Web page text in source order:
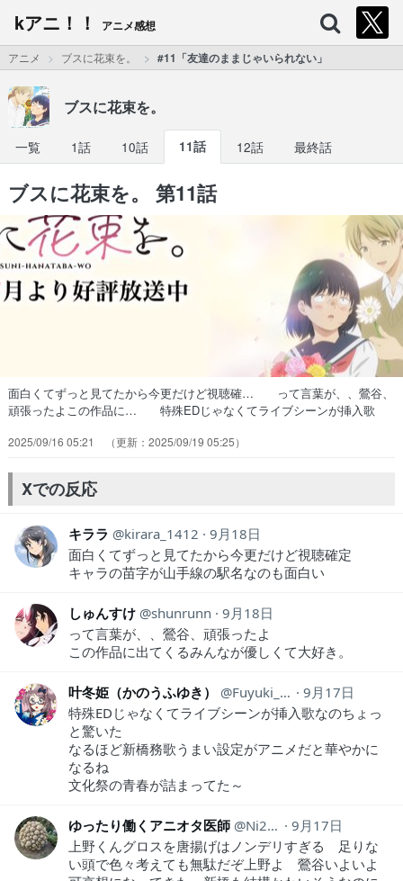
kアニ！！ アニメ感想
アニメ ブスに花束を。 #11「友達のままじゃいられない」
ブスに花束を。
一覧 1話 10話 11話 12話 最終話
ブスに花束を。 第11話
面白くてずっと見てたから今更だけど視聴確… って言葉が、、鶯谷、
頑張ったよこの作品に… 特殊EDじゃなくてライブシーンが挿入歌
に良かったこういうところなん… 少年誌とは思えない胸キュン展開。
り文化祭は生演奏ライブ。ってかエン… フラれることがわかってて告
白するのはツラ… いやもう完全に主役でしょ！鶯谷さんが正ヒ…
2025/09/16 05:21 2025/09/19 05:25
Xでの反応
キララ kirara_1412
9月18日
面白くてずっと見てたから今更だけど視聴確定
キャラの苗字が山手線の駅名なのも面白い
しゅんすけ shunrunn
9月18日
って言葉が、、鶯谷、頑張ったよ
この作品に出てくるみんなが優しくて大好き。
叶冬姫（かのうふゆき） Fuyuki_Kanou
9月17日
特殊EDじゃなくてライブシーンが挿入歌なのちょっ
と驚いた
なるほど新橋務歌うまい設定がアニメだと華やかに
なるね
文化祭の青春が詰まってた～
ゆったり働くアニオタ医師 Ni2Ut
9月17日
上野くんグロスを唐揚げはノンデリすぎる 足りな
い頭で色々考えても無駄だぞ上野よ 鶯谷いよいよ